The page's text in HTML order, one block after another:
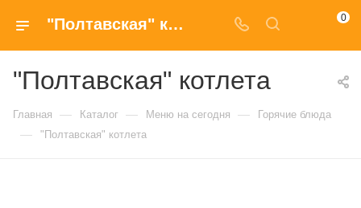
"Полтавская" котлета купить в Москве по доступным ценам 0
"Полтавская" котлета
Главная — Каталог — Меню на сегодня — Горячие блюда
— "Полтавская" котлета